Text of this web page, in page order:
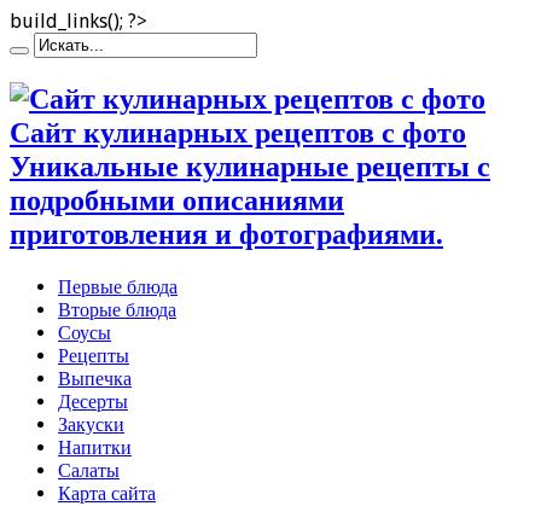
build_links(); ?>
Сайт кулинарных рецептов с фото
Уникальные кулинарные рецепты с
подробными описаниями
приготовления и фотографиями.
Первые блюда
Вторые блюда
Соусы
Рецепты
Выпечка
Десерты
Закуски
Напитки
Салаты
Карта сайта